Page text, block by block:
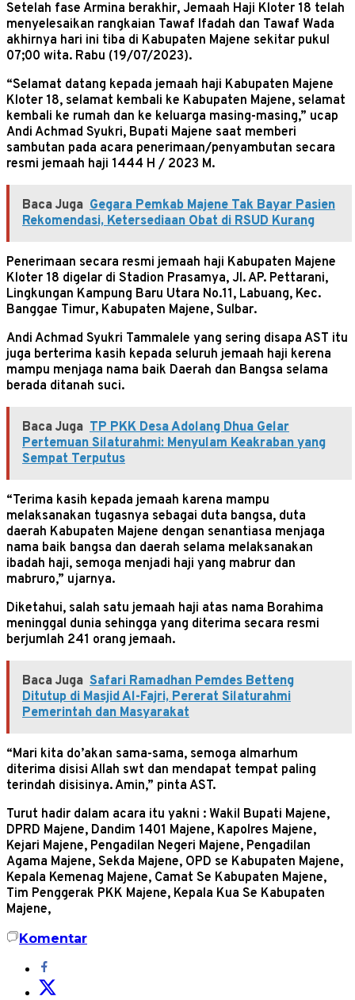
Setelah fase Armina berakhir, Jemaah Haji Kloter 18 telah
menyelesaikan rangkaian Tawaf Ifadah dan Tawaf Wada
akhirnya hari ini tiba di Kabupaten Majene sekitar pukul
07;00 wita. Rabu (19/07/2023).
“Selamat datang kepada jemaah haji Kabupaten Majene
Kloter 18, selamat kembali ke Kabupaten Majene, selamat
kembali ke rumah dan ke keluarga masing-masing,” ucap
Andi Achmad Syukri, Bupati Majene saat memberi
sambutan pada acara penerimaan/penyambutan secara
resmi jemaah haji 1444 H / 2023 M.
Baca Juga Gegara Pemkab Majene Tak Bayar Pasien
Rekomendasi, Ketersediaan Obat di RSUD Kurang
Penerimaan secara resmi jemaah haji Kabupaten Majene
Kloter 18 digelar di Stadion Prasamya, Jl. AP. Pettarani,
Lingkungan Kampung Baru Utara No.11, Labuang, Kec.
Banggae Timur, Kabupaten Majene, Sulbar.
Andi Achmad Syukri Tammalele yang sering disapa AST itu
juga berterima kasih kepada seluruh jemaah haji kerena
mampu menjaga nama baik Daerah dan Bangsa selama
berada ditanah suci.
Baca Juga TP PKK Desa Adolang Dhua Gelar
Pertemuan Silaturahmi: Menyulam Keakraban yang
Sempat Terputus
“Terima kasih kepada jemaah karena mampu
melaksanakan tugasnya sebagai duta bangsa, duta
daerah Kabupaten Majene dengan senantiasa menjaga
nama baik bangsa dan daerah selama melaksanakan
ibadah haji, semoga menjadi haji yang mabrur dan
mabruro,” ujarnya.
Diketahui, salah satu jemaah haji atas nama Borahima
meninggal dunia sehingga yang diterima secara resmi
berjumlah 241 orang jemaah.
Baca Juga Safari Ramadhan Pemdes Betteng
Ditutup di Masjid Al-Fajri, Pererat Silaturahmi
Pemerintah dan Masyarakat
“Mari kita do’akan sama-sama, semoga almarhum
diterima disisi Allah swt dan mendapat tempat paling
terindah disisinya. Amin,” pinta AST.
Turut hadir dalam acara itu yakni : Wakil Bupati Majene,
DPRD Majene, Dandim 1401 Majene, Kapolres Majene,
Kejari Majene, Pengadilan Negeri Majene, Pengadilan
Agama Majene, Sekda Majene, OPD se Kabupaten Majene,
Kepala Kemenag Majene, Camat Se Kabupaten Majene,
Tim Penggerak PKK Majene, Kepala Kua Se Kabupaten
Majene,
Komentar